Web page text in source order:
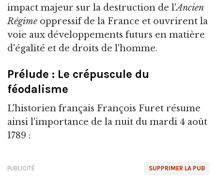
impact majeur sur la destruction de l'Ancien
Régime oppressif de la France et ouvrirent la
voie aux développements futurs en matière
d'égalité et de droits de l'homme.
Prélude : Le crépuscule du
féodalisme
L'historien français François Furet résume
ainsi l'importance de la nuit du mardi 4 août
1789 :
SUPPRIMER LA PUB
PUBLICITÉ